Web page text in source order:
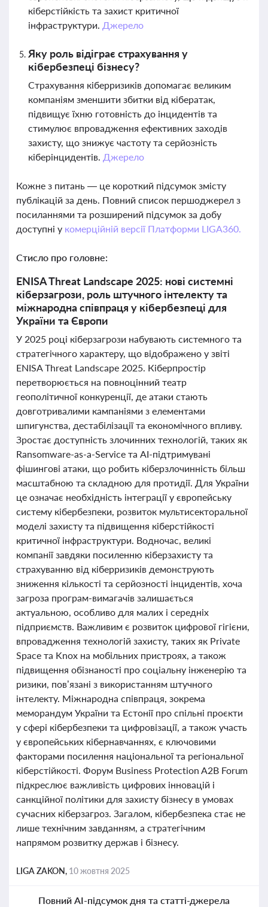
кіберстійкість та захист критичної
інфраструктури. Джерело
Яку роль відіграє страхування у
кібербезпеці бізнесу?
Страхування кіберризиків допомагає великим
компаніям зменшити збитки від кібератак,
підвищує їхню готовність до інцидентів та
стимулює впровадження ефективних заходів
захисту, що знижує частоту та серйозність
кіберінцидентів. Джерело
Кожне з питань — це короткий підсумок змісту
публікацій за день. Повний список першоджерел з
посиланнями та розширений підсумок за добу
доступні у комерційній версії Платформи LIGA360.
Стисло про головне:
ENISA Threat Landscape 2025: нові системні
кіберзагрози, роль штучного інтелекту та
міжнародна співпраця у кібербезпеці для
України та Європи
У 2025 році кіберзагрози набувають системного та
стратегічного характеру, що відображено у звіті
ENISA Threat Landscape 2025. Кіберпростір
перетворюється на повноцінний театр
геополітичної конкуренції, де атаки стають
довготривалими кампаніями з елементами
шпигунства, дестабілізації та економічного впливу.
Зростає доступність злочинних технологій, таких як
Ransomware-as-a-Service та AI-підтримувані
фішингові атаки, що робить кіберзлочинність більш
масштабною та складною для протидії. Для України
це означає необхідність інтеграції у європейську
систему кібербезпеки, розвиток мультисекторальної
моделі захисту та підвищення кіберстійкості
критичної інфраструктури. Водночас, великі
компанії завдяки посиленню кіберзахисту та
страхуванню від кіберризиків демонструють
зниження кількості та серйозності інцидентів, хоча
загроза програм-вимагачів залишається
актуальною, особливо для малих і середніх
підприємств. Важливим є розвиток цифрової гігієни,
впровадження технологій захисту, таких як Private
Space та Knox на мобільних пристроях, а також
підвищення обізнаності про соціальну інженерію та
ризики, пов’язані з використанням штучного
інтелекту. Міжнародна співпраця, зокрема
меморандум України та Естонії про спільні проєкти
у сфері кібербезпеки та цифровізації, а також участь
у європейських кібернавчаннях, є ключовими
факторами посилення національної та регіональної
кіберстійкості. Форум Business Protection A2B Forum
підкреслює важливість цифрових інновацій і
санкційної політики для захисту бізнесу в умовах
сучасних кіберзагроз. Загалом, кібербезпека стає не
лише технічним завданням, а стратегічним
напрямом розвитку держав і бізнесу.
LIGA ZAKON, 10 жовтня 2025
Повний AI-підсумок дня та статті-джерела